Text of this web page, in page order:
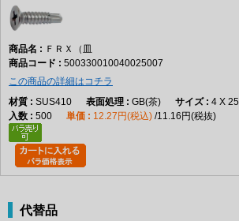
ＦＲＸ（皿
500330010040025007
この商品の詳細はコチラ
SUS410
GB(茶) 4 X 25
500
12.27円(税込) 11.16円(税抜)
代替品